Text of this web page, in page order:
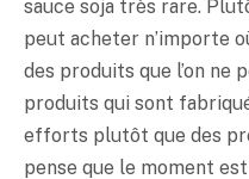
sauce soja très rare.
peut acheter n’importe
des produits que l’on ne
produits qui sont
efforts plutôt que des
pense que le moment